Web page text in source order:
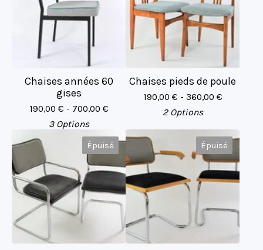
Chaises années 60
gises
190,00 € - 700,00 €
3 Options
Chaises pieds de poule
190,00 € - 360,00 €
2 Options
Épuisé Épuisé